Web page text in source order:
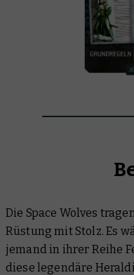
Die Space Wolves
Rüstung mit Stolz. Es
jemand in ihrer Reihe
diese legendäre